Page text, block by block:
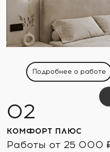
Подробнее о работе
КОМФОРТ ПЛЮС
Работы от 25 000